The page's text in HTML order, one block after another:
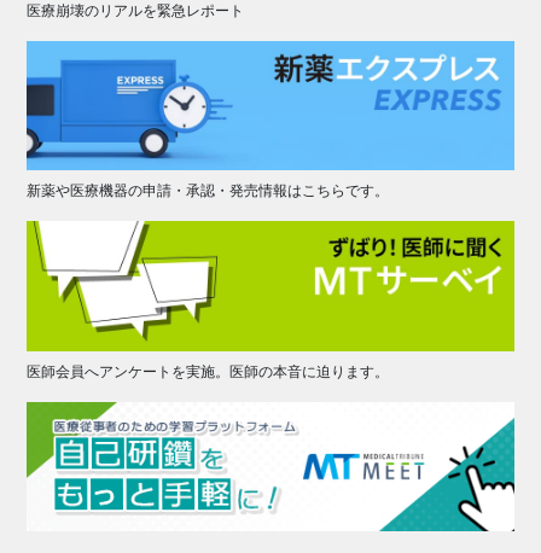
医療崩壊のリアルを緊急レポート
新薬や医療機器の申請・承認・発売情報はこちらです。
医師会員へアンケートを実施。医師の本音に迫ります。